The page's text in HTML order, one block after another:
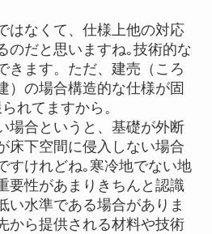
はなくて、仕様上他の対応
のだと思いますね｡技術的な
きます。ただ、建売（ころ
）の場合構造的な仕様が固
れてますから。
場合というと、基礎が外断
床下空間に侵入しない場合
すけれどね｡寒冷地でない地
要性があまりきちんと認識
い水準である場合がありま
から提供される材料や技術